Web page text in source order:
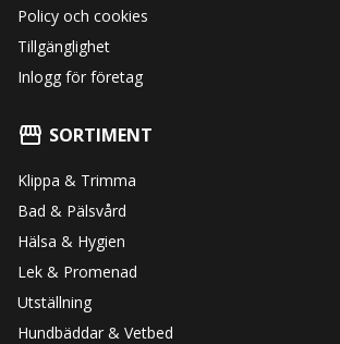
Policy och cookies
Tillgänglighet
Inlogg för företag
SORTIMENT
Klippa & Trimma
Bad & Pälsvård
Hälsa & Hygien
Lek & Promenad
Utställning
Hundbäddar & Vetbed